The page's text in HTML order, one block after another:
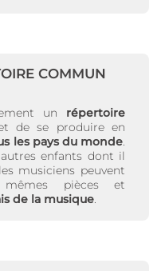
COMMUN
un répertoire
de se produire en
les pays du monde.
enfants dont il
musiciens peuvent
pièces et
de la musique.